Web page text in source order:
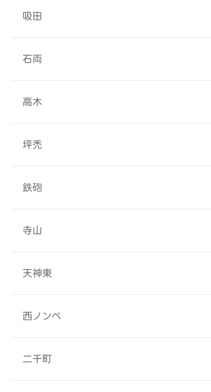
吸田
石両
高木
坪禿
鉄砲
寺山
天神東
西ノンベ
二千町